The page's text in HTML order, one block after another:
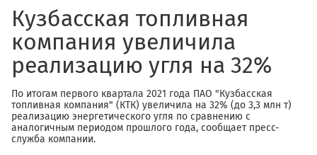
Кузбасская топливная
компания увеличила
реализацию угля на 32%
По итогам первого квартала 2021 года ПАО "Кузбасская
топливная компания" (КТК) увеличила на 32% (до 3,3 млн т)
реализацию энергетического угля по сравнению с
аналогичным периодом прошлого года, сообщает пресс-
служба компании.